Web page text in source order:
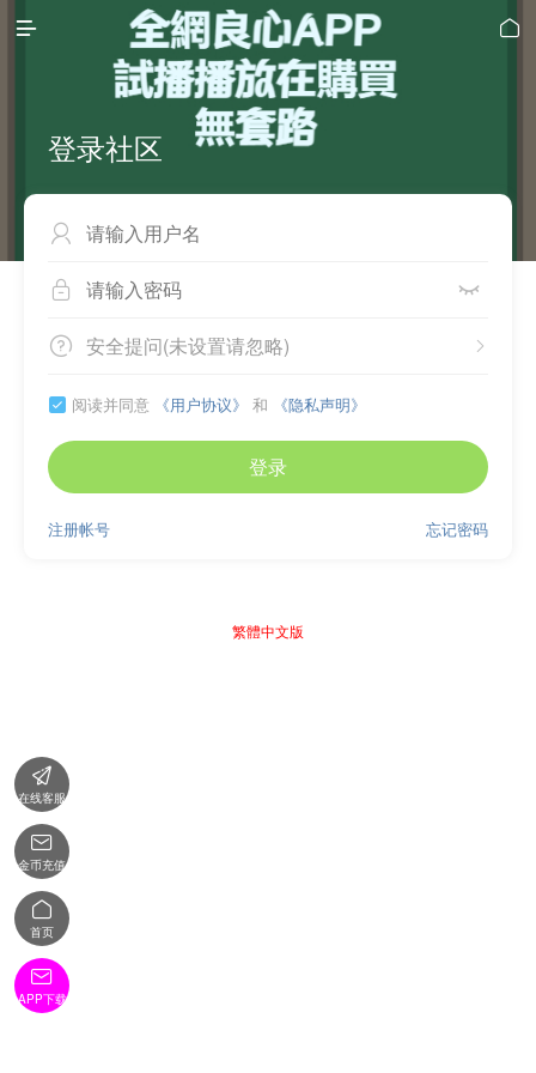
 
登录社区

 
 
安全提问(未设置请忽略)
 阅读并同意 《用户协议》 和 《隐私声明》
登录
忘记密码
注册帐号
繁體中文版

在线客服

金币充值

首页

APP下载